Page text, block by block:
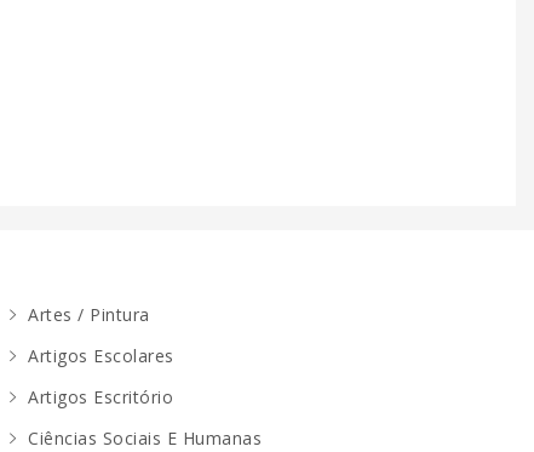
Artes / Pintura
Artigos Escolares
Artigos Escritório
Ciências Sociais E Humanas